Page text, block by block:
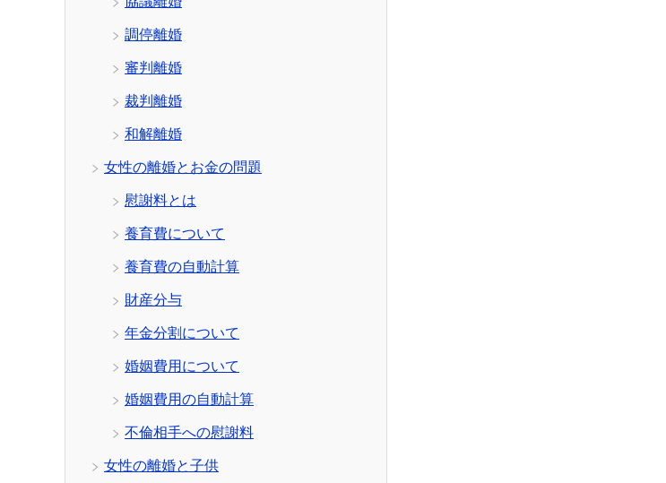
調停離婚
審判離婚
裁判離婚
和解離婚
女性の離婚とお金の問題
慰謝料とは
養育費について
養育費の自動計算
財産分与
年金分割について
婚姻費用について
婚姻費用の自動計算
不倫相手への慰謝料
女性の離婚と子供